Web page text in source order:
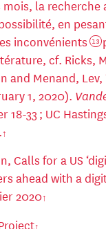
la recherche
en
inconvénients 13
cf. Ricks,
and Menand, Lev,
1, 2020).
18-33 ; UC
Calls for a US
ahead with a
2020